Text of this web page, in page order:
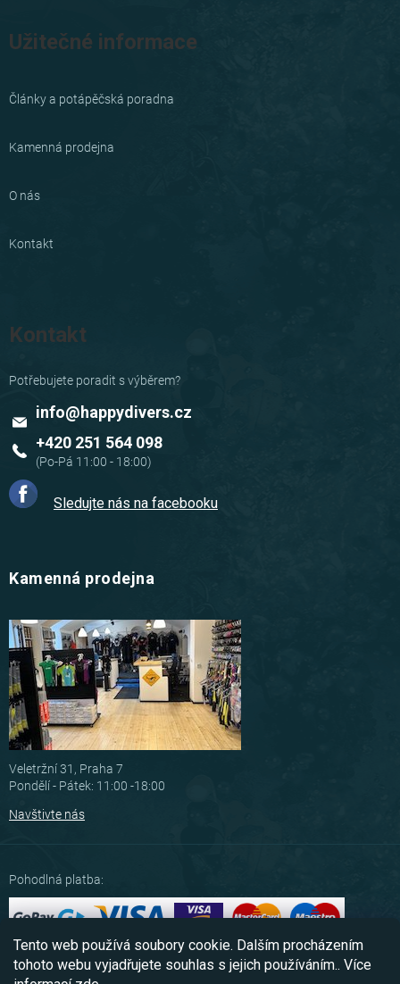
Tento web používá soubory cookie. Dalším procházením
tohoto webu vyjadřujete souhlas s jejich používáním.. Více
Užitečné informace
Články a potápěčská poradna
Kamenná prodejna
O nás
Kontakt
Kontakt
info@happydivers.cz
+420 251 564 098
Sledujte nás na facebooku
Kamenná prodejna
Veletržní 31, Praha 7
Pondělí - Pátek: 11:00 -18:00
Navštivte nás
Pohodlná platba:
Možnosti dopravy: